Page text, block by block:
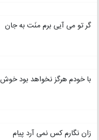
گر تو می آیی برم منَت به جان
با خودم هرگز نخواهد بود خوش
زان نگارم کس نمی آرد پیام